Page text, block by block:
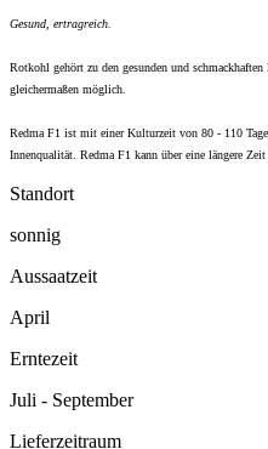
Gesund, ertragreich.
Rotkohl gehört zu den gesunden und
gleichermaßen möglich.
Redma F1 ist mit einer Kulturzeit von 80 - 110
Innenqualität. Redma F1 kann über eine längere Zeit
Standort
sonnig
Aussaatzeit
April
Erntezeit
Juli - September
Lieferzeitraum